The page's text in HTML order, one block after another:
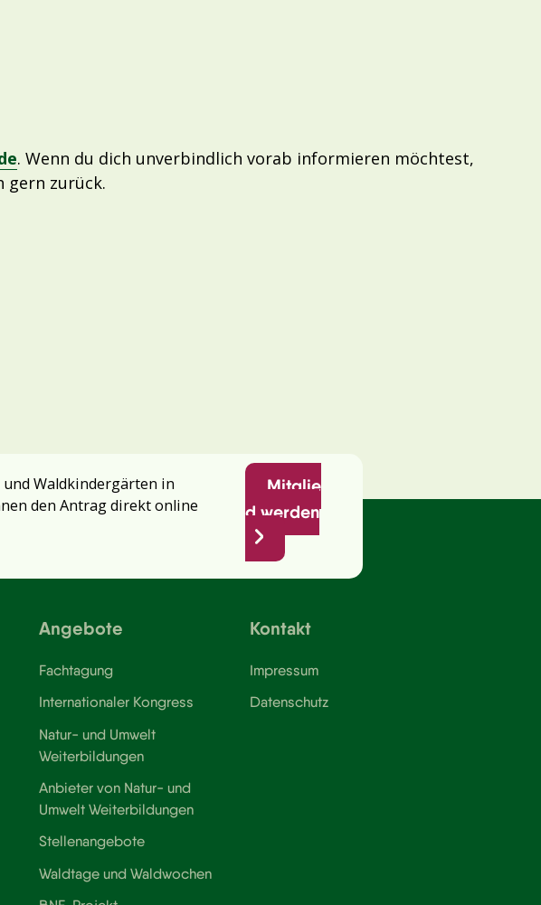
. Wenn du dich unverbindlich vorab informieren möchtest,
gern zurück.
Waldkindergärten in
den Antrag direkt online
Mitglie
d werden
Angebote
Fachtagung
Internationaler Kongress
Natur- und Umwelt
Weiterbildungen
Anbieter von Natur- und
Umwelt Weiterbildungen
Stellenangebote
Waldtage und Waldwochen
Kontakt
Impressum
Datenschutz